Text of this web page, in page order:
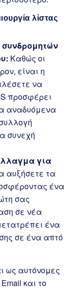
λίστας
Καθώς οι
είναι η
να
προσφέρει
αναδυόμενα
συνεχή
για
αυξήσετε τα
ένα
σας
σε νέα
ένα
σε ένα απτό
ως αυτόνομες
και το